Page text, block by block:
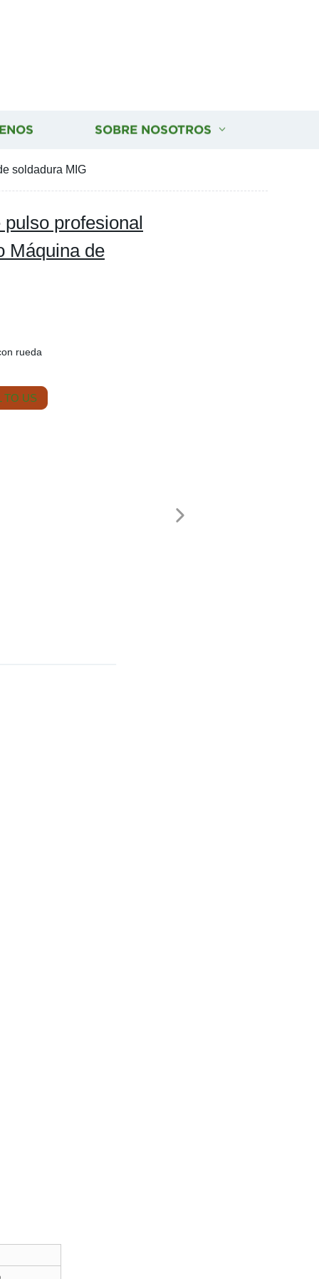
SOBRE NOSOTROS
soldadura MIG
profesional
Máquina de
rueda
TO US